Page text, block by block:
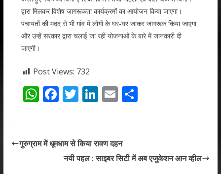
द्वारा मिलकर विशेष जागरूकता कार्यक्रमों का आयोजन किया जाएगा।
पंचायतों की मदद से भी गांव में लोगों के घर-घर जाकर जागरूक किया जाएगा
और उन्हें सरकार द्वारा चलाई जा रही योजनाओं के बारे में जानकारी दी
जाएगी।
Post Views: 732
W
s
F
b
o
T
er
Li
e
dI
E
l
S
गुरुग्राम में धूमधाम से किया रावण दहन
नयी पहल : साइबर सिटी में अब एजुकेशन आन व्हील